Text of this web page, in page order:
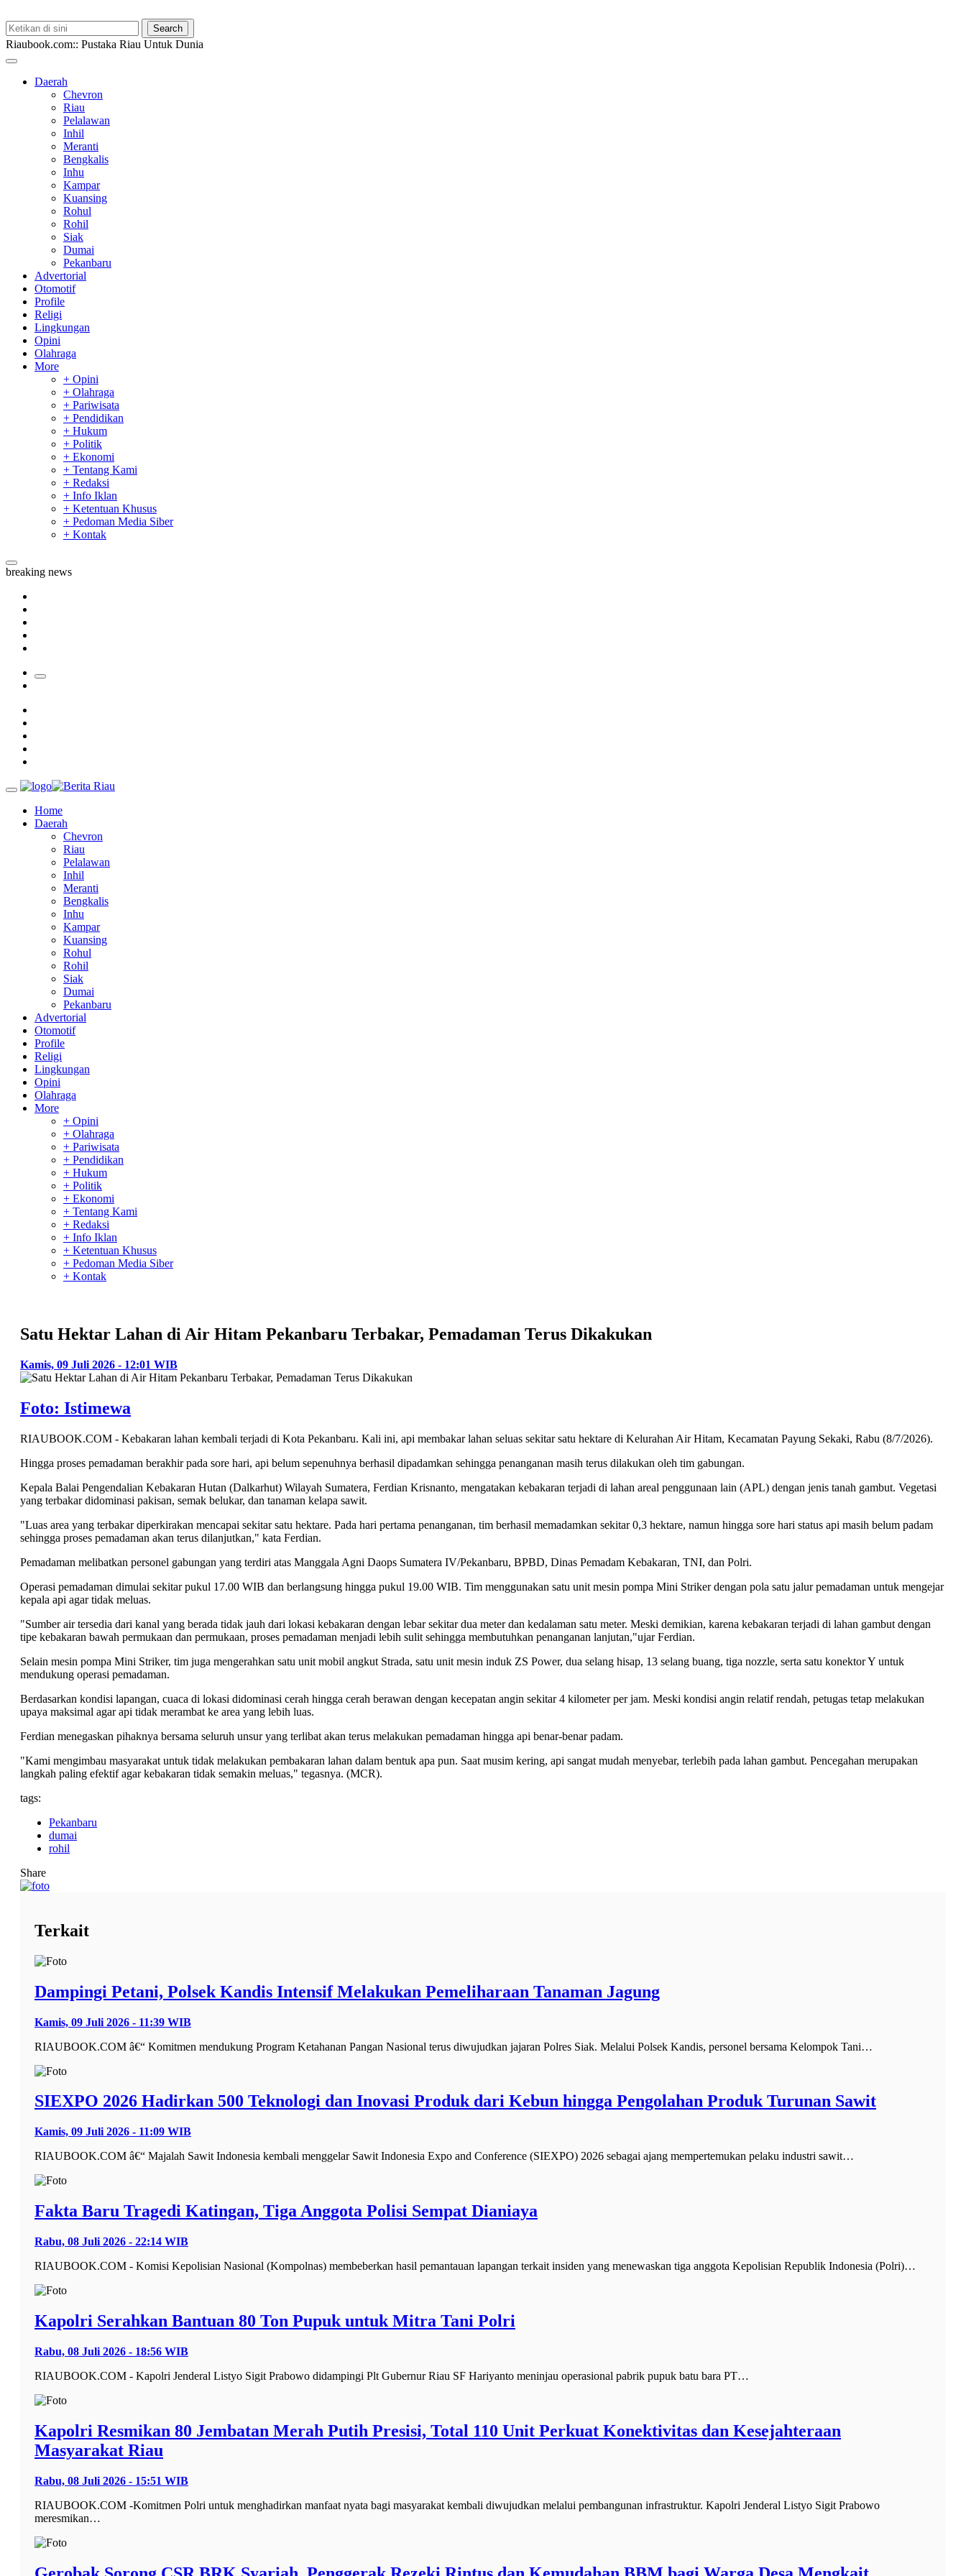
Riaubook.com:: Pustaka Riau Untuk Dunia
Daerah
Chevron
Riau
Pelalawan
Inhil
Meranti
Bengkalis
Inhu
Kampar
Kuansing
Rohul
Rohil
Siak
Dumai
Pekanbaru
Advertorial
Otomotif
Profile
Religi
Lingkungan
Opini
Olahraga
More
+ Opini
+ Olahraga
+ Pariwisata
+ Pendidikan
+ Hukum
+ Politik
+ Ekonomi
+ Tentang Kami
+ Redaksi
+ Info Iklan
+ Ketentuan Khusus
+ Pedoman Media Siber
+ Kontak
breaking news
Home
Daerah
Chevron
Riau
Pelalawan
Inhil
Meranti
Bengkalis
Inhu
Kampar
Kuansing
Rohul
Rohil
Siak
Dumai
Pekanbaru
Advertorial
Otomotif
Profile
Religi
Lingkungan
Opini
Olahraga
More
+ Opini
+ Olahraga
+ Pariwisata
+ Pendidikan
+ Hukum
+ Politik
+ Ekonomi
+ Tentang Kami
+ Redaksi
+ Info Iklan
+ Ketentuan Khusus
+ Pedoman Media Siber
+ Kontak
Satu Hektar Lahan di Air Hitam Pekanbaru Terbakar, Pemadaman Terus Dikakukan
Kamis, 09 Juli 2026 - 12:01 WIB
Foto: Istimewa
RIAUBOOK.COM - Kebakaran lahan kembali terjadi di Kota Pekanbaru. Kali ini, api membakar lahan seluas sekitar satu hektare di Kelurahan Air Hitam, Kecamatan Payung Sekaki, Rabu (8/7/2026).
Hingga proses pemadaman berakhir pada sore hari, api belum sepenuhnya berhasil dipadamkan sehingga penanganan masih terus dilakukan oleh tim gabungan.
Kepala Balai Pengendalian Kebakaran Hutan (Dalkarhut) Wilayah Sumatera, Ferdian Krisnanto, mengatakan kebakaran terjadi di lahan areal penggunaan lain (APL) dengan jenis tanah gambut. Vegetasi
yang terbakar didominasi pakisan, semak belukar, dan tanaman kelapa sawit.
"Luas area yang terbakar diperkirakan mencapai sekitar satu hektare. Pada hari pertama penanganan, tim berhasil memadamkan sekitar 0,3 hektare, namun hingga sore hari status api masih belum padam
sehingga proses pemadaman akan terus dilanjutkan," kata Ferdian.
Pemadaman melibatkan personel gabungan yang terdiri atas Manggala Agni Daops Sumatera IV/Pekanbaru, BPBD, Dinas Pemadam Kebakaran, TNI, dan Polri.
Operasi pemadaman dimulai sekitar pukul 17.00 WIB dan berlangsung hingga pukul 19.00 WIB. Tim menggunakan satu unit mesin pompa Mini Striker dengan pola satu jalur pemadaman untuk mengejar
kepala api agar tidak meluas.
"Sumber air tersedia dari kanal yang berada tidak jauh dari lokasi kebakaran dengan lebar sekitar dua meter dan kedalaman satu meter. Meski demikian, karena kebakaran terjadi di lahan gambut dengan
tipe kebakaran bawah permukaan dan permukaan, proses pemadaman menjadi lebih sulit sehingga membutuhkan penanganan lanjutan,"ujar Ferdian.
Selain mesin pompa Mini Striker, tim juga mengerahkan satu unit mobil angkut Strada, satu unit mesin induk ZS Power, dua selang hisap, 13 selang buang, tiga nozzle, serta satu konektor Y untuk
mendukung operasi pemadaman.
Berdasarkan kondisi lapangan, cuaca di lokasi didominasi cerah hingga cerah berawan dengan kecepatan angin sekitar 4 kilometer per jam. Meski kondisi angin relatif rendah, petugas tetap melakukan
upaya maksimal agar api tidak merambat ke area yang lebih luas.
Ferdian menegaskan pihaknya bersama seluruh unsur yang terlibat akan terus melakukan pemadaman hingga api benar-benar padam.
"Kami mengimbau masyarakat untuk tidak melakukan pembakaran lahan dalam bentuk apa pun. Saat musim kering, api sangat mudah menyebar, terlebih pada lahan gambut. Pencegahan merupakan
langkah paling efektif agar kebakaran tidak semakin meluas," tegasnya. (MCR).
tags:
Pekanbaru
dumai
rohil
Share
Terkait
Dampingi Petani, Polsek Kandis Intensif Melakukan Pemeliharaan Tanaman Jagung
Kamis, 09 Juli 2026 - 11:39 WIB
RIAUBOOK.COM â€“ Komitmen mendukung Program Ketahanan Pangan Nasional terus diwujudkan jajaran Polres Siak. Melalui Polsek Kandis, personel bersama Kelompok Tani…
SIEXPO 2026 Hadirkan 500 Teknologi dan Inovasi Produk dari Kebun hingga Pengolahan Produk Turunan Sawit
Kamis, 09 Juli 2026 - 11:09 WIB
RIAUBOOK.COM â€“ Majalah Sawit Indonesia kembali menggelar Sawit Indonesia Expo and Conference (SIEXPO) 2026 sebagai ajang mempertemukan pelaku industri sawit…
Fakta Baru Tragedi Katingan, Tiga Anggota Polisi Sempat Dianiaya
Rabu, 08 Juli 2026 - 22:14 WIB
RIAUBOOK.COM - Komisi Kepolisian Nasional (Kompolnas) membeberkan hasil pemantauan lapangan terkait insiden yang menewaskan tiga anggota Kepolisian Republik Indonesia (Polri)…
Kapolri Serahkan Bantuan 80 Ton Pupuk untuk Mitra Tani Polri
Rabu, 08 Juli 2026 - 18:56 WIB
RIAUBOOK.COM - Kapolri Jenderal Listyo Sigit Prabowo didampingi Plt Gubernur Riau SF Hariyanto meninjau operasional pabrik pupuk batu bara PT…
Kapolri Resmikan 80 Jembatan Merah Putih Presisi, Total 110 Unit Perkuat Konektivitas dan Kesejahteraan
Masyarakat Riau
Rabu, 08 Juli 2026 - 15:51 WIB
RIAUBOOK.COM -Komitmen Polri untuk menghadirkan manfaat nyata bagi masyarakat kembali diwujudkan melalui pembangunan infrastruktur. Kapolri Jenderal Listyo Sigit Prabowo
meresmikan…